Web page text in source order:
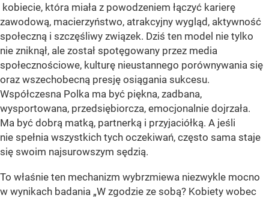
kobiecie, która miała z powodzeniem łączyć karierę
zawodową, macierzyństwo, atrakcyjny wygląd, aktywność
społeczną i szczęśliwy związek. Dziś ten model nie tylko
nie zniknął, ale został spotęgowany przez media
społecznościowe, kulturę nieustannego porównywania się
oraz wszechobecną presję osiągania sukcesu.
Współczesna Polka ma być piękna, zadbana,
wysportowana, przedsiębiorcza, emocjonalnie dojrzała.
Ma być dobrą matką, partnerką i przyjaciółką. A jeśli
nie spełnia wszystkich tych oczekiwań, często sama staje
się swoim najsurowszym sędzią.
To właśnie ten mechanizm wybrzmiewa niezwykle mocno
w wynikach badania „W zgodzie ze sobą? Kobiety wobec